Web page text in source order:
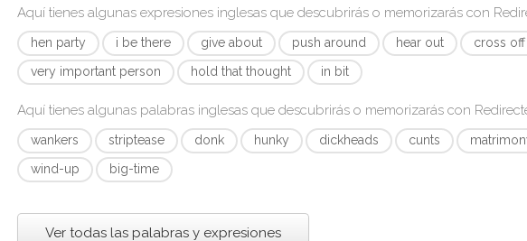
Aquí tienes algunas expresiones inglesas que descubrirás o memorizarás con
hen party i be there give about push around hear out cross off
very important person
hold that thought in bit
Aquí tienes algunas palabras inglesas que descubrirás o memorizarás con
wankers striptease donk hunky dickheads cunts
wind-up
big-time
Ver todas las palabras y expresiones